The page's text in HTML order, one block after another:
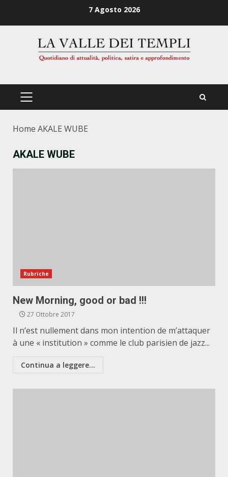
7 Agosto 2026
PRIMÄRES
Home AKALE WUBE
AKALE WUBE
Rubriche
New Morning, good or bad !!!
27 Ottobre 2017
Il n’est nullement dans mon intention de m’attaquer
à une « institution » comme le club parisien de jazz...
Continua a leggere...